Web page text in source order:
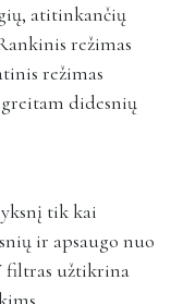
atitinkančių
režimas
režimas
didesnių
tik kai
ir apsaugo nuo
filtras užtikrina